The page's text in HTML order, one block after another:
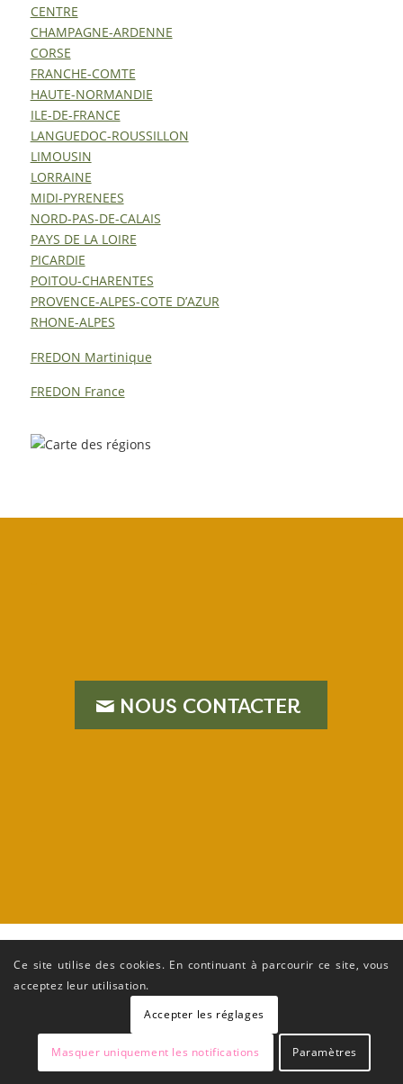
CENTRE
CHAMPAGNE-ARDENNE
CORSE
FRANCHE-COMTE
HAUTE-NORMANDIE
ILE-DE-FRANCE
LANGUEDOC-ROUSSILLON
LIMOUSIN
LORRAINE
MIDI-PYRENEES
NORD-PAS-DE-CALAIS
PAYS DE LA LOIRE
PICARDIE
POITOU-CHARENTES
PROVENCE-ALPES-COTE D’AZUR
RHONE-ALPES
FREDON Martinique
FREDON France
NOUS CONTACTER
Ce site utilise des cookies. En continuant à parcourir ce site, vous
acceptez leur utilisation.
Accepter les réglages
Masquer uniquement les notifications Paramètres